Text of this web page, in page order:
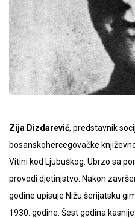
Zija Dizdarević, predstavnik
bosanskohercegovačke
Vitini kod Ljubuškog. Ubrzo sa
provodi djetinjstvo. Nakon
godine upisuje Nižu šerijatsku
1930. godine. Šest godina